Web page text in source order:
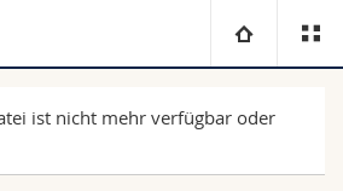
ist nicht mehr verfügbar oder